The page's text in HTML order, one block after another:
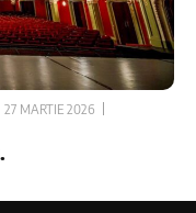
27 MARTIE 2026